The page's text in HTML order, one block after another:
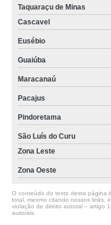
Taquaraçu de Minas
Cascavel
Eusébio
Guaiúba
Maracanaú
Pacajus
Pindoretama
São Luís do Curu
Zona Leste
Zona Oeste
O conteúdo do texto desta página
total, mesmo citando nossos links,
violação de direito autoral – artigo
autorais